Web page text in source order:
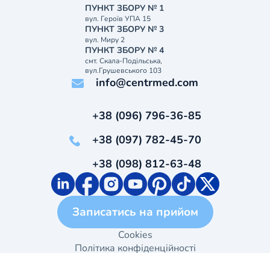
ПУНКТ ЗБОРУ № 1
вул. Героїв УПА 15
ПУНКТ ЗБОРУ № 3
вул. Миру 2
ПУНКТ ЗБОРУ № 4
смт. Скала-Подільська,
вул.Грушевського 103
info@centrmed.com
+38 (096) 796-36-85
+38 (097) 782-45-70
+38 (098) 812-63-48
Записатись на прийом
Cookies
Політика конфіденційності